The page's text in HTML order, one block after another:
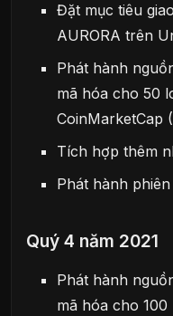
Đặt mục tiêu
AURORA trên
Phát hành
mã hóa cho 50
CoinMarketCap
Tích hợp thêm
Phát hành
Quý 4 năm 2021
Phát hành
mã hóa cho